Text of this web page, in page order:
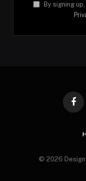
By signing
© 2026